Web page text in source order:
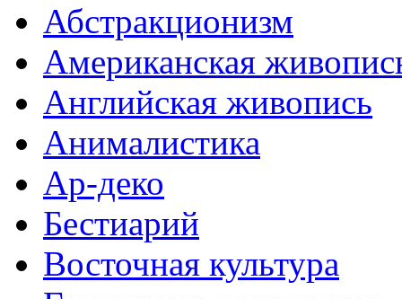
Абстракционизм
Американская
Английская живопись
Анималистика
Ар-деко
Бестиарий
Восточная культура